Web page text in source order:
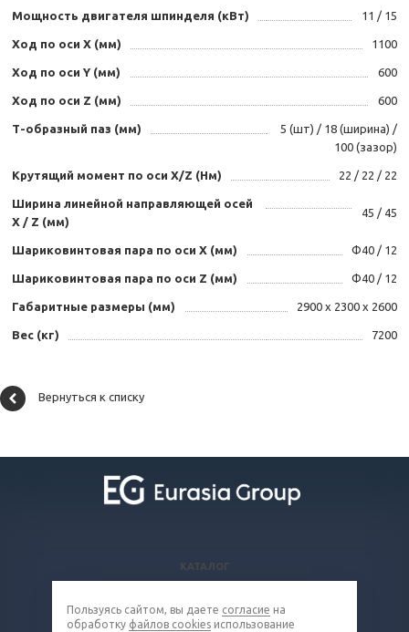
Мощность двигателя шпинделя (кВт) 11 / 15
Ход по оси X (мм) 1100
Ход по оси Y (мм) 600
Ход по оси Z (мм) 600
Т-образный паз (мм)
5 (шт) / 18 (ширина) /
100 (зазор)
Крутящий момент по оси X/Z (Нм) 22 / 22 / 22
Ширина линейной направляющей осей
X / Z (мм)
45 / 45
Шариковинтовая пара по оси X (мм) Ф40 / 12
Шариковинтовая пара по оси Z (мм) Ф40 / 12
Габаритные размеры (мм) 2900 х 2300 х 2600
Вес (кг) 7200
Вернуться к списку
КАТАЛОГ
КОМПАНИЯ
Пользуясь сайтом, вы даете согласие на
обработку файлов cookies использование